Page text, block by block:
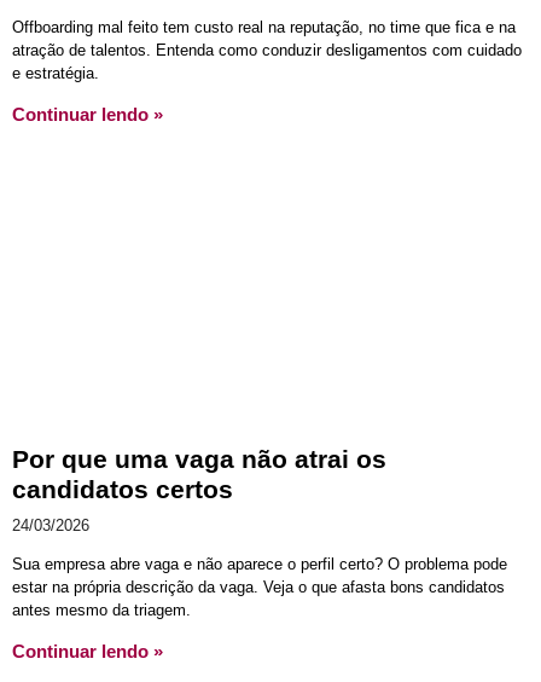
Offboarding mal feito tem custo real na reputação, no time que fica e na
atração de talentos. Entenda como conduzir desligamentos com cuidado
e estratégia.
Continuar lendo »
Por que uma vaga não atrai os
candidatos certos
24/03/2026
Sua empresa abre vaga e não aparece o perfil certo? O problema pode
estar na própria descrição da vaga. Veja o que afasta bons candidatos
antes mesmo da triagem.
Continuar lendo »